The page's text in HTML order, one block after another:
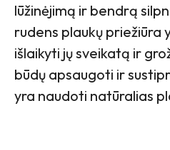
lūžinėjimą ir bendrą
rudens plaukų priežiūra
išlaikyti jų sveikatą ir
būdų apsaugoti ir
yra naudoti natūralias